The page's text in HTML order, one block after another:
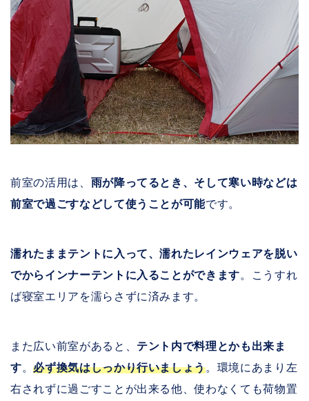
前室の活用は、 雨が降ってるとき、そして寒い時などは
前室で過ごすなどして使うことが可能です。
濡れたままテントに入って、濡れたレインウェアを脱い
でからインナーテントに入ることができます。こうすれ
ば寝室エリアを濡らさずに済みます。
また広い前室があると、 テント内で料理とかも出来ま
す。必ず換気はしっかり行いましょう。環境にあまり左
右されずに過ごすことが出来る他、使わなくても荷物置